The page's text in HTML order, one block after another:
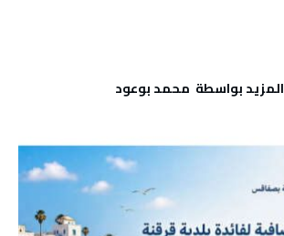
‫‫المزيد بواسطة‬ ‬ محمد بوعود